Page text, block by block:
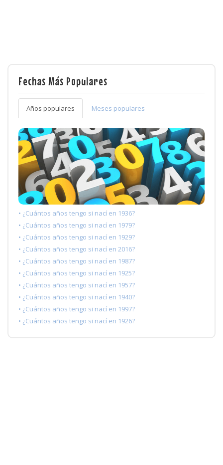
Fechas Más Populares
Años populares Meses populares
• ¿Cuántos años tengo si nací en 1936?
• ¿Cuántos años tengo si nací en 1979?
• ¿Cuántos años tengo si nací en 1929?
• ¿Cuántos años tengo si nací en 2016?
• ¿Cuántos años tengo si nací en 1987?
• ¿Cuántos años tengo si nací en 1925?
• ¿Cuántos años tengo si nací en 1957?
• ¿Cuántos años tengo si nací en 1940?
• ¿Cuántos años tengo si nací en 1997?
• ¿Cuántos años tengo si nací en 1926?